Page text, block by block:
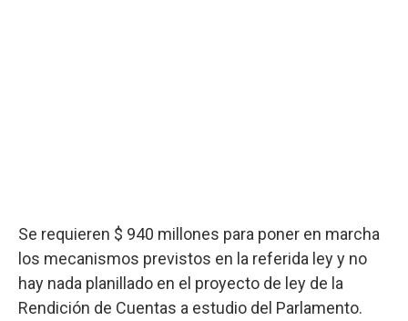
Se requieren $ 940 millones para poner en marcha
los mecanismos previstos en la referida ley y no
hay nada planillado en el proyecto de ley de la
Rendición de Cuentas a estudio del Parlamento.